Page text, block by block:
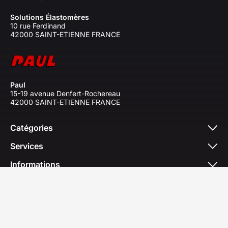
Solutions Élastomères
10 rue Ferdinand
42000 SAINT-ETIENNE FRANCE
Paul
15-19 avenue Denfert-Rochereau
42000 SAINT-ETIENNE FRANCE
Catégories
Services
Informations